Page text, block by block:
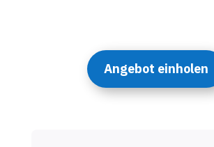
Angebot einholen